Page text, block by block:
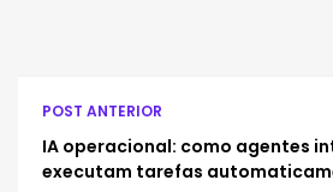
POST ANTERIOR
IA operacional: como agentes
executam tarefas